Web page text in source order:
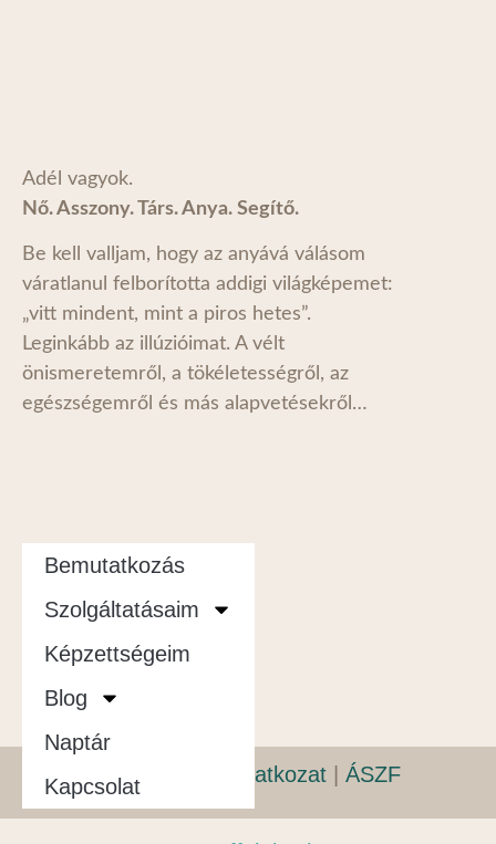
Adél vagyok.
Nő. Asszony. Társ. Anya. Segítő.
Be kell valljam, hogy az anyává válásom
váratlanul felborította addigi világképemet:
„vitt mindent, mint a piros hetes”.
Leginkább az illúzióimat. A vélt
önismeretemről, a tökéletességről, az
egészségemről és más alapvetésekről…
Bemutatkozás
Szolgáltatásaim
Képzettségeim
Blog
Naptár
KapcsolatAdatvédelmi nyilatkozat ÁSZF